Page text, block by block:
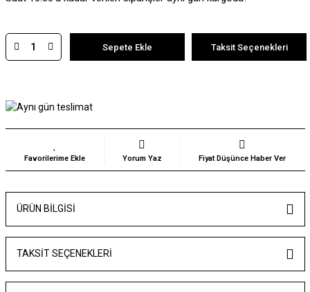
Sepete Ekle Taksit Seçenekleri
Yorum Yaz Fiyat Düşünce Haber Ver
ÜRÜN BILGISI
TAKSIT SEÇENEKLERI